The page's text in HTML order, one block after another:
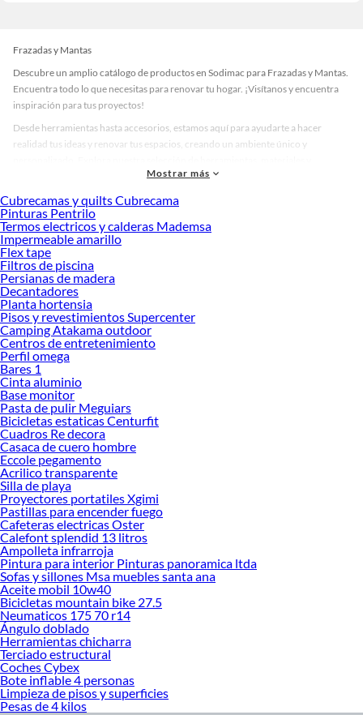
Frazadas y Mantas
Descubre un amplio catálogo de productos en Sodimac para Frazadas y Mantas.
Encuentra todo lo que necesitas para renovar tu hogar. ¡Visítanos y encuentra
inspiración para tus proyectos!
Desde herramientas hasta accesorios, estamos aquí para ayudarte a hacer
realidad tus ideas y renovar tus espacios, creando un ambiente único y
accesorios de calidad que te ayudarán a crear un espacio más tú.
Desde remodelaciones hasta proyectos de decoración, estamos aquí para hacer
tus ideas realidad. ¡Visítanos y encuentra todo lo que tenemos para ofrecerte en
Frazadas y Mantas!
Explora la variedad de productos de Frazadas y Mantas en Sodimac
Herramientas, materiales y accesorios de calidad para tus proyectos y
renovación de espacios. ¡Visítanos y descubre todo lo que tenemos para
ofrecerte!
Encuentra una amplia variedad de productos de Frazadas y Mantas en Sodimac.
Encuentra todo lo necesario para tus proyectos de renovación y decoración.
¡Visítanos y haz tus ideas realidad!
Mostrar más
Cubrecamas y quilts Cubrecama
Pinturas Pentrilo
Termos electricos y calderas Mademsa
Impermeable amarillo
Flex tape
Filtros de piscina
Persianas de madera
Decantadores
Planta hortensia
Pisos y revestimientos Supercenter
Camping Atakama outdoor
Centros de entretenimiento
Perfil omega
Bares 1
Cinta aluminio
Base monitor
Pasta de pulir Meguiars
Bicicletas estaticas Centurfit
Cuadros Re decora
Casaca de cuero hombre
Eccole pegamento
Acrilico transparente
Silla de playa
Proyectores portatiles Xgimi
Pastillas para encender fuego
Cafeteras electricas Oster
Calefont splendid 13 litros
Ampolleta infrarroja
Pintura para interior Pinturas panoramica ltda
Sofas y sillones Msa muebles santa ana
Aceite mobil 10w40
Bicicletas mountain bike 27.5
Neumaticos 175 70 r14
Ángulo doblado
Herramientas chicharra
Terciado estructural
Coches Cybex
Bote inflable 4 personas
Limpieza de pisos y superficies
Pesas de 4 kilos